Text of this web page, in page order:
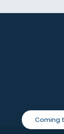
Coming